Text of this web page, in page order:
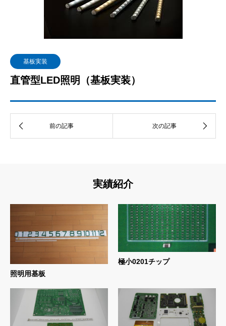
基板実装
直管型LED照明（基板実装）
実績紹介
照明用基板
極小0201チップ